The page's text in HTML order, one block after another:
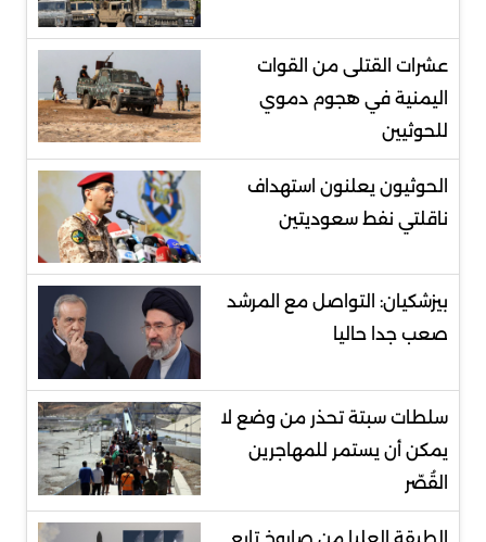
عشرات القتلى من القوات
اليمنية في هجوم دموي
للحوثيين
الحوثيون يعلنون استهداف
ناقلتي نفط سعوديتين
بيزشكيان: التواصل مع المرشد
صعب جدا حاليا
سلطات سبتة تحذر من وضع لا
يمكن أن يستمر للمهاجرين
القُصّر